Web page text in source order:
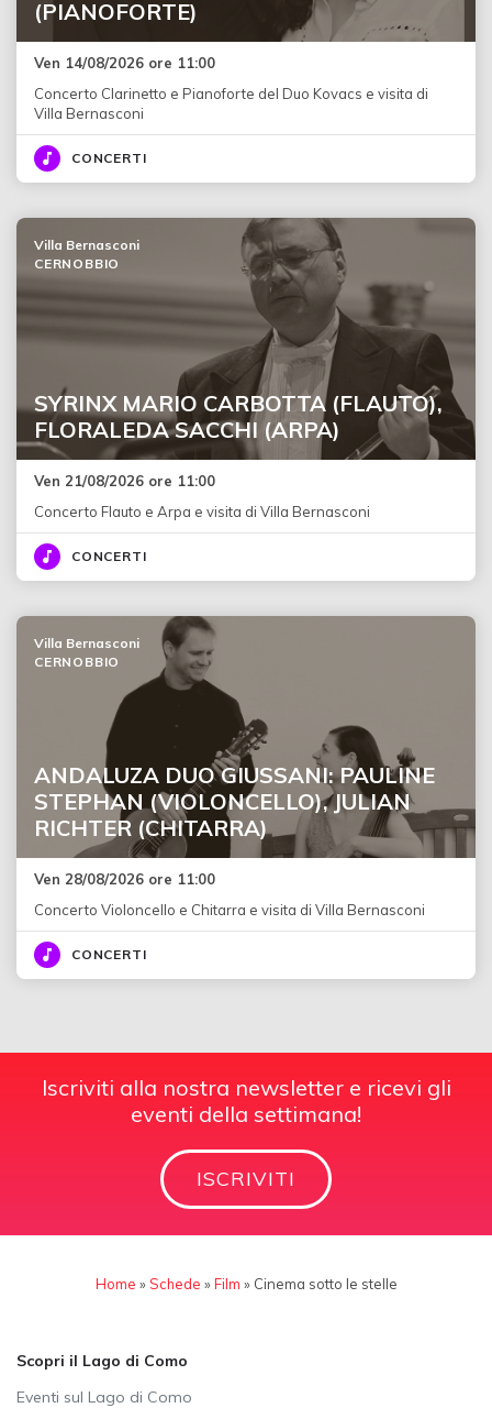
(PIANOFORTE)
Ven 14/08/2026 ore 11:00
Concerto Clarinetto e Pianoforte del Duo Kovacs e visita di
Villa Bernasconi
CONCERTI
SYRINX MARIO CARBOTTA (FLAUTO),
FLORALEDA SACCHI (ARPA)
Villa Bernasconi
CERNOBBIO
Ven 21/08/2026 ore 11:00
Concerto Flauto e Arpa e visita di Villa Bernasconi
CONCERTI
ANDALUZA DUO GIUSSANI: PAULINE
STEPHAN (VIOLONCELLO), JULIAN
RICHTER (CHITARRA)
Villa Bernasconi
CERNOBBIO
Ven 28/08/2026 ore 11:00
Concerto Violoncello e Chitarra e visita di Villa Bernasconi
CONCERTI
Iscriviti alla nostra newsletter e ricevi gli
eventi della settimana!
ISCRIVITI
Home »Schede »Film » Cinema sotto le stelle
Scopri il Lago di Como
Eventi sul Lago di Como